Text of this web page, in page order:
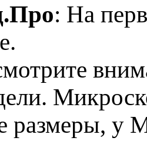
: На
размеры, у